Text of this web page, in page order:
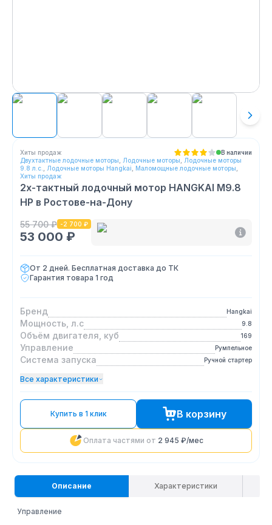
Хиты продаж
В наличии
Двухтактные лодочные моторы
Лодочные моторы
Лодочные моторы
9.8 л.с.
Лодочные моторы Hangkai Маломощные лодочные моторы
Хиты продаж
2х-тактный лодочный мотор HANGKAI M9.8
HP в Ростове-на-Дону
55 700 ₽ -2 700 ₽
53 000 ₽
От 2 дней. Бесплатная доставка до ТК
Гарантия товара 1 год
Бренд Hangkai
Мощность, л.с 9.8
Объём двигателя, куб 169
Управление Румпельное
Система запуска Ручной стартер
Все характеристики
Купить в 1 клик В корзину
Оплата частями от 2 945 ₽/мес
Описание Характеристики
Управление